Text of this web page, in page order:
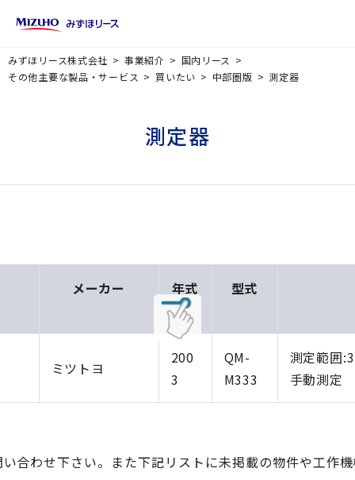
みずほリース株式会社 事業紹介
国内リース
その他主要な製品・サービス
買いたい 中部圏版 測定器
測定器
メーカー 年式 型式
ミツトヨ
200
3
QM-
M333
測定範囲
手動測定
合わせ下さい。また下記リストに未掲載の物件や工作